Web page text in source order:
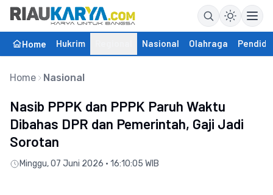
Home Hukrim Nasional Olahraga
Home Nasional
Nasib PPPK dan PPPK Paruh Waktu
Dibahas DPR dan Pemerintah, Gaji Jadi
Sorotan
Minggu, 07 Juni 2026 • 16:10:05 WIB